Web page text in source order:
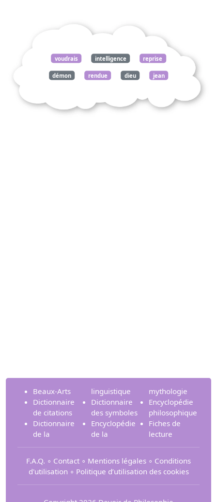
voudrais intelligence reprise
démon rendue dieu jean
maritain commentez citation
Beaux-Arts
Dictionnaire
de citations
Dictionnaire
de la
linguistique
Dictionnaire
des symboles
Encyclopédie
de la
mythologie
Encyclopédie
philosophique
Fiches de
lecture
F.A.Q. ∘ Contact ∘ Mentions légales ∘ Conditions
d'utilisation ∘ Politique d’utilisation des cookies